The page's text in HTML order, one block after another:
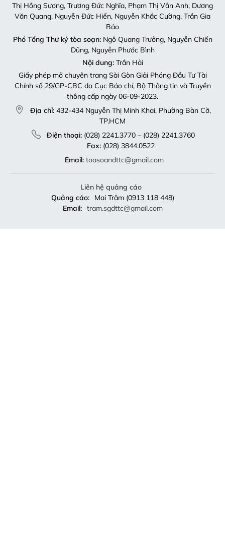
Thị Hồng Sương, Trương Đức Nghĩa, Phạm Thị Vân Anh, Dương
Văn Quang, Nguyễn Đức Hiển, Nguyễn Khắc Cường, Trần Gia
Bảo
Phó Tổng Thư ký tòa soạn:Ngô Quang Trưởng, Nguyễn Chiến
Dũng, Nguyễn Phước Bình
Nội dung:Trần Hải
Giấy phép mở chuyên trang Sài Gòn Giải Phóng Đầu Tư Tài
Chính số 29/GP-CBC do Cục Báo chí, Bộ Thông tin và Truyền
thông cấp ngày 06-09-2023.
Địa chỉ: 432-434 Nguyễn Thị Minh Khai, Phường Bàn Cờ,
TP.HCM
Điện thoại:(028) 2241.3770 – (028) 2241.3760
Fax:(028) 3844.0522
Email: toasoandttc@gmail.com
Liên hệ quảng cáo
Quảng cáo:
Mai Trâm (0913 118 448)
Email: tram.sgdttc@gmail.com